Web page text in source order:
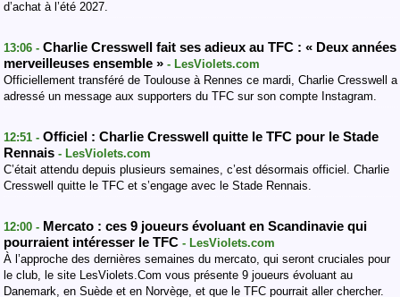
d’achat à l’été 2027.
13:06 - Charlie Cresswell fait ses adieux au TFC : « Deux années
merveilleuses ensemble » - LesViolets.com
Officiellement transféré de Toulouse à Rennes ce mardi, Charlie Cresswell a
adressé un message aux supporters du TFC sur son compte Instagram.
12:51 - Officiel : Charlie Cresswell quitte le TFC pour le Stade
Rennais - LesViolets.com
C’était attendu depuis plusieurs semaines, c’est désormais officiel. Charlie
Cresswell quitte le TFC et s’engage avec le Stade Rennais.
12:00 - Mercato : ces 9 joueurs évoluant en Scandinavie qui
pourraient intéresser le TFC - LesViolets.com
À l’approche des dernières semaines du mercato, qui seront cruciales pour
le club, le site LesViolets.Com vous présente 9 joueurs évoluant au
Danemark, en Suède et en Norvège, et que le TFC pourrait aller chercher.